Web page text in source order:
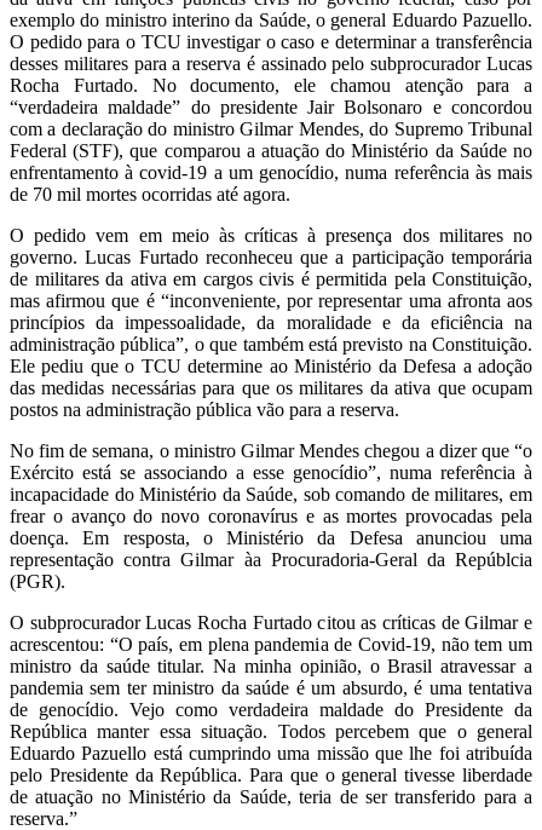
exemplo do ministro interino da Saúde, o general Eduardo Pazuello.
O pedido para o TCU investigar o caso e determinar a transferência
desses militares para a reserva é assinado pelo subprocurador Lucas
Rocha Furtado. No documento, ele chamou atenção para a
“verdadeira maldade” do presidente Jair Bolsonaro e concordou
com a declaração do ministro Gilmar Mendes, do Supremo Tribunal
Federal (STF), que comparou a atuação do Ministério da Saúde no
enfrentamento à covid-19 a um genocídio, numa referência às mais
de 70 mil mortes ocorridas até agora.
O pedido vem em meio às críticas à presença dos militares no
governo. Lucas Furtado reconheceu que a participação temporária
de militares da ativa em cargos civis é permitida pela Constituição,
mas afirmou que é “inconveniente, por representar uma afronta aos
princípios da impessoalidade, da moralidade e da eficiência na
administração pública”, o que também está previsto na Constituição.
Ele pediu que o TCU determine ao Ministério da Defesa a adoção
das medidas necessárias para que os militares da ativa que ocupam
postos na administração pública vão para a reserva.
No fim de semana, o ministro Gilmar Mendes chegou a dizer que “o
Exército está se associando a esse genocídio”, numa referência à
incapacidade do Ministério da Saúde, sob comando de militares, em
frear o avanço do novo coronavírus e as mortes provocadas pela
doença. Em resposta, o Ministério da Defesa anunciou uma
representação contra Gilmar àa Procuradoria-Geral da Repúblcia
(PGR).
O subprocurador Lucas Rocha Furtado citou as críticas de Gilmar e
acrescentou: “O país, em plena pandemia de Covid-19, não tem um
ministro da saúde titular. Na minha opinião, o Brasil atravessar a
pandemia sem ter ministro da saúde é um absurdo, é uma tentativa
de genocídio. Vejo como verdadeira maldade do Presidente da
República manter essa situação. Todos percebem que o general
Eduardo Pazuello está cumprindo uma missão que lhe foi atribuída
pelo Presidente da República. Para que o general tivesse liberdade
de atuação no Ministério da Saúde, teria de ser transferido para a
reserva.”